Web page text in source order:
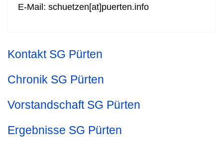
E-Mail: schuetzen[at]puerten.info
Kontakt SG Pürten
Chronik SG Pürten
Vorstandschaft SG Pürten
Ergebnisse SG Pürten